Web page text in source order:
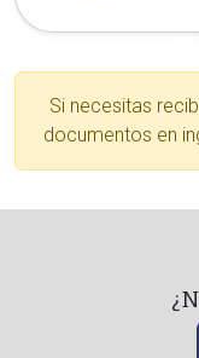
Si necesitas
documentos en